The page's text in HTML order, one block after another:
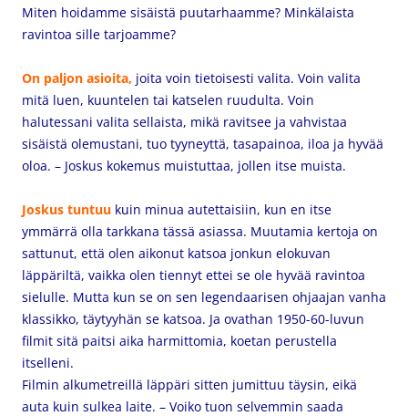
Miten hoidamme sisäistä puutarhaamme? Minkälaista
ravintoa sille tarjoamme?
On paljon asioita, joita voin tietoisesti valita. Voin valita
mitä luen, kuuntelen tai katselen ruudulta. Voin
halutessani valita sellaista, mikä ravitsee ja vahvistaa
sisäistä olemustani, tuo tyyneyttä, tasapainoa, iloa ja hyvää
oloa. – Joskus kokemus muistuttaa, jollen itse muista.
Joskus tuntuu kuin minua autettaisiin, kun en itse
ymmärrä olla tarkkana tässä asiassa. Muutamia kertoja on
sattunut, että olen aikonut katsoa jonkun elokuvan
läppäriltä, vaikka olen tiennyt ettei se ole hyvää ravintoa
sielulle. Mutta kun se on sen legendaarisen ohjaajan vanha
klassikko, täytyyhän se katsoa. Ja ovathan 1950-60-luvun
filmit sitä paitsi aika harmittomia, koetan perustella
itselleni.
Filmin alkumetreillä läppäri sitten jumittuu täysin, eikä
auta kuin sulkea laite. – Voiko tuon selvemmin saada